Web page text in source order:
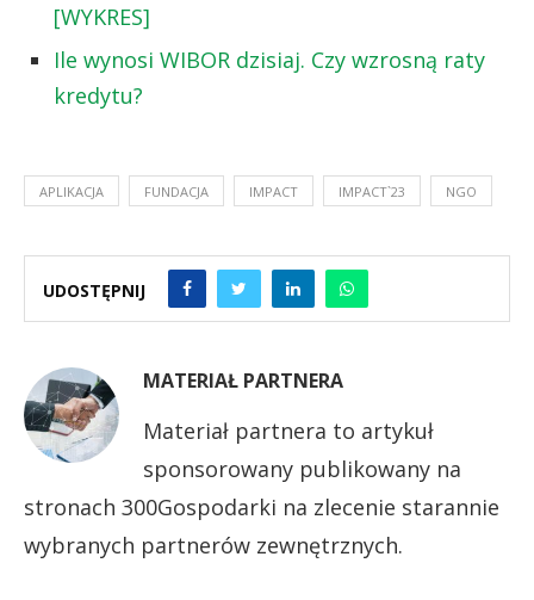
[WYKRES]
Ile wynosi WIBOR dzisiaj. Czy wzrosną raty
kredytu?
APLIKACJA FUNDACJA IMPACT IMPACT`23 NGO
UDOSTĘPNIJ
MATERIAŁ PARTNERA
Materiał partnera to artykuł
sponsorowany publikowany na
stronach 300Gospodarki na zlecenie starannie
wybranych partnerów zewnętrznych.